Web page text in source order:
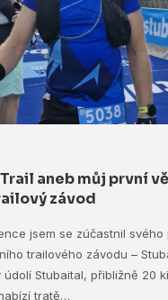
aneb můj první
závod
jsem se zúčastnil svého
trailového závodu –
Stubaital, přibližně 20
tratě…